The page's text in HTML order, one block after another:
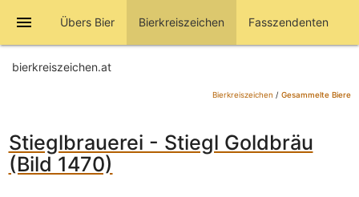
menu Übers Bier Bierkreiszeichen Fasszendenten
bierkreiszeichen.at
Bierkreiszeichen / Gesammelte Biere
Stieglbrauerei - Stiegl Goldbräu
(Bild 1470)